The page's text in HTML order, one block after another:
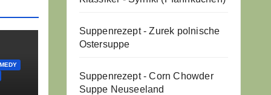
Suppenrezept - Zurek polnische
Ostersuppe
Suppenrezept - Corn Chowder
Suppe Neuseeland